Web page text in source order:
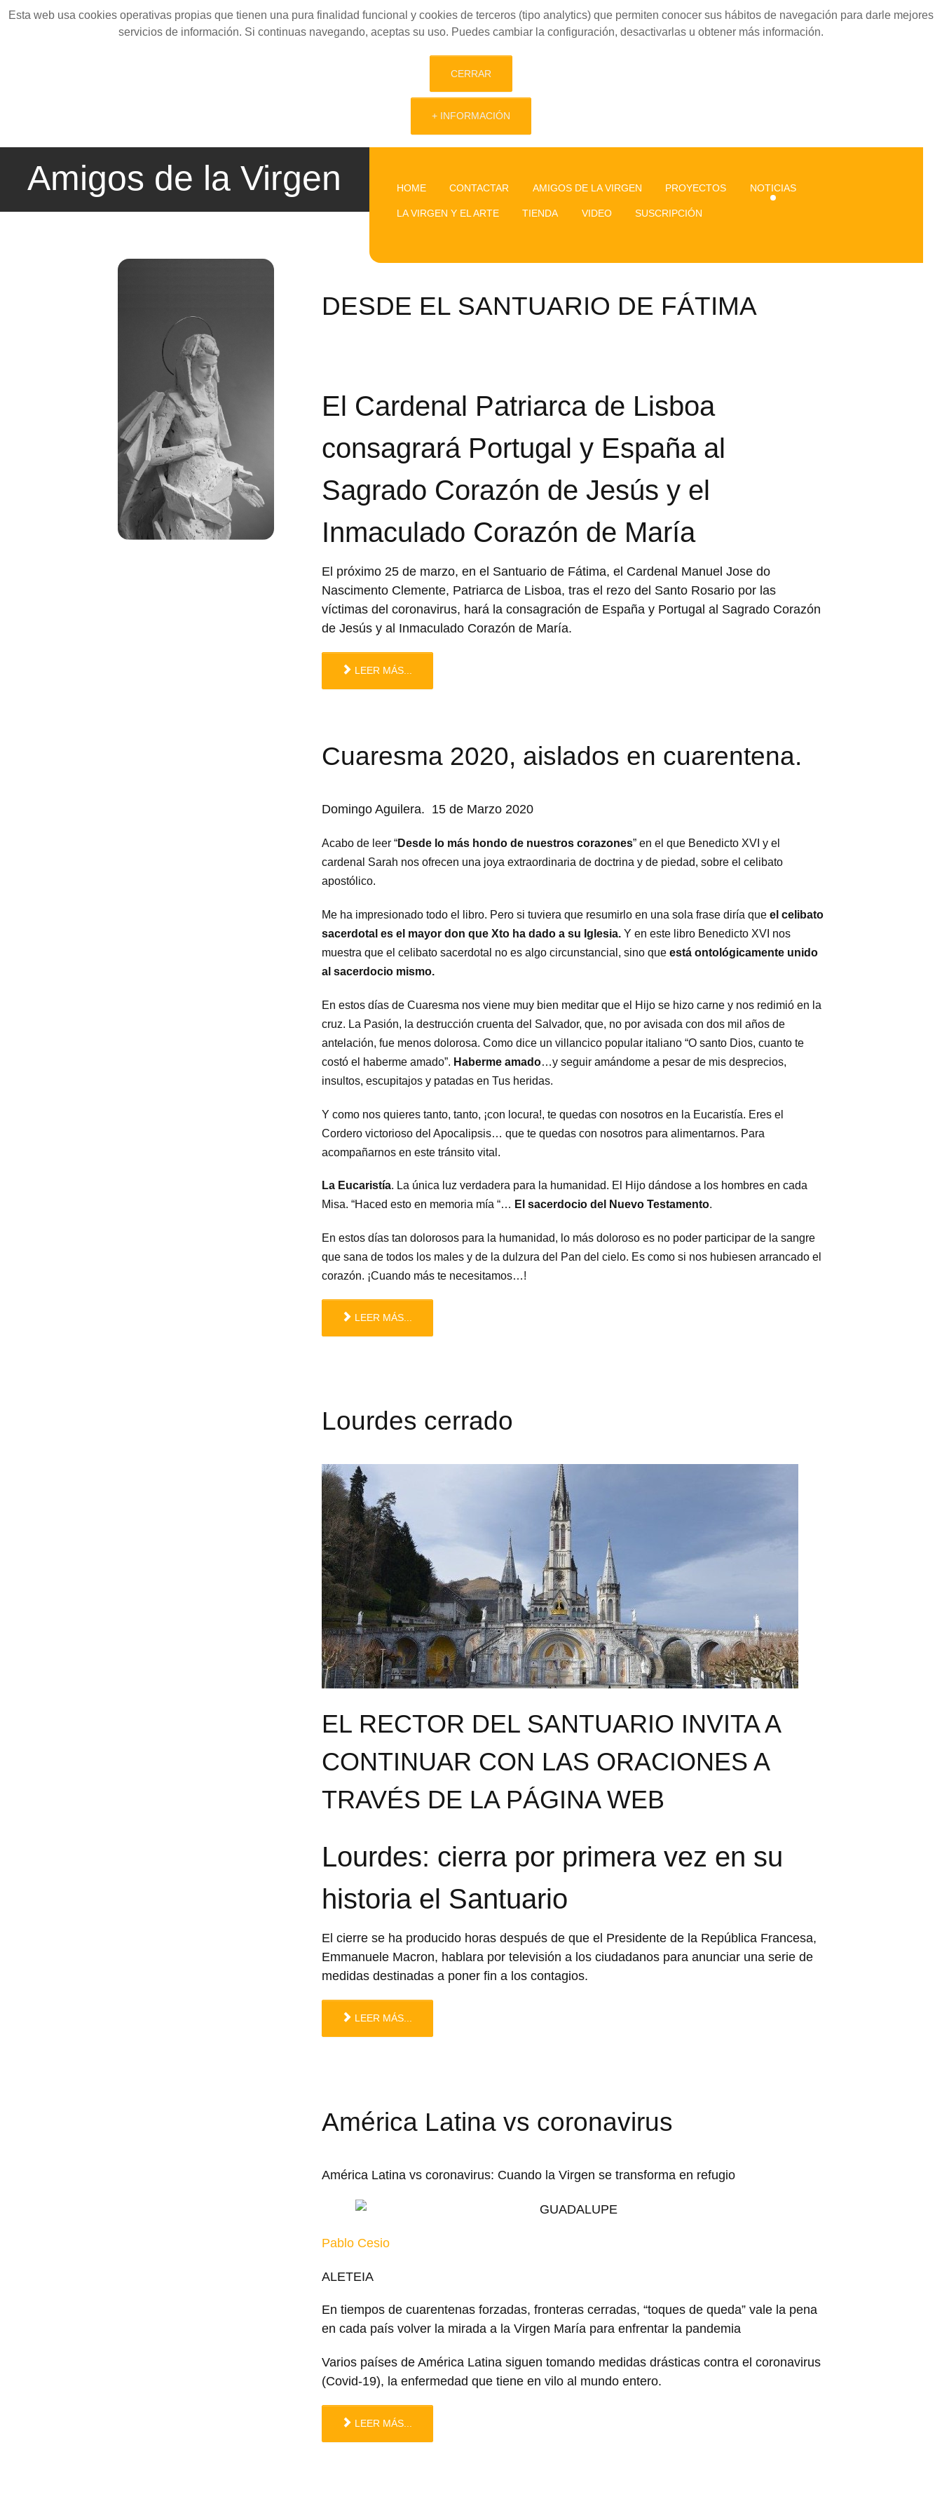
Esta web usa cookies operativas propias que tienen una pura finalidad funcional y cookies de terceros (tipo analytics) que permiten conocer sus hábitos de navegación para darle mejores
servicios de información. Si continuas navegando, aceptas su uso. Puedes cambiar la configuración, desactivarlas u obtener más información.
CERRAR
+ INFORMACIÓN
Amigos de la Virgen HOME CONTACTAR AMIGOS DE LA VIRGEN PROYECTOS NOTICIAS
LA VIRGEN Y EL ARTE TIENDA VIDEO SUSCRIPCIÓN
DESDE EL SANTUARIO DE FÁTIMA
El Cardenal Patriarca de Lisboa
consagrará Portugal y España al
Sagrado Corazón de Jesús y el
Inmaculado Corazón de María
El próximo 25 de marzo, en el Santuario de Fátima, el Cardenal Manuel Jose do
Nascimento Clemente, Patriarca de Lisboa, tras el rezo del Santo Rosario por las
víctimas del coronavirus, hará la consagración de España y Portugal al Sagrado Corazón
de Jesús y al Inmaculado Corazón de María.
LEER MÁS...
Cuaresma 2020, aislados en cuarentena.
Domingo Aguilera. 15 de Marzo 2020
Acabo de leer “Desde lo más hondo de nuestros corazones” en el que Benedicto XVI y el
cardenal Sarah nos ofrecen una joya extraordinaria de doctrina y de piedad, sobre el celibato
apostólico.
Me ha impresionado todo el libro. Pero si tuviera que resumirlo en una sola frase diría que el celibato
sacerdotal es el mayor don que Xto ha dado a su Iglesia. Y en este libro Benedicto XVI nos
muestra que el celibato sacerdotal no es algo circunstancial, sino que está ontológicamente unido
al sacerdocio mismo.
En estos días de Cuaresma nos viene muy bien meditar que el Hijo se hizo carne y nos redimió en la
cruz. La Pasión, la destrucción cruenta del Salvador, que, no por avisada con dos mil años de
antelación, fue menos dolorosa. Como dice un villancico popular italiano “O santo Dios, cuanto te
costó el haberme amado”. Haberme amado…y seguir amándome a pesar de mis desprecios,
insultos, escupitajos y patadas en Tus heridas.
Y como nos quieres tanto, tanto, ¡con locura!, te quedas con nosotros en la Eucaristía. Eres el
Cordero victorioso del Apocalipsis… que te quedas con nosotros para alimentarnos. Para
acompañarnos en este tránsito vital.
La Eucaristía. La única luz verdadera para la humanidad. El Hijo dándose a los hombres en cada
Misa. “Haced esto en memoria mía “… El sacerdocio del Nuevo Testamento.
En estos días tan dolorosos para la humanidad, lo más doloroso es no poder participar de la sangre
que sana de todos los males y de la dulzura del Pan del cielo. Es como si nos hubiesen arrancado el
corazón. ¡Cuando más te necesitamos…!
LEER MÁS...
Lourdes cerrado
EL RECTOR DEL SANTUARIO INVITA A
CONTINUAR CON LAS ORACIONES A
TRAVÉS DE LA PÁGINA WEB
Lourdes: cierra por primera vez en su
historia el Santuario
El cierre se ha producido horas después de que el Presidente de la República Francesa,
Emmanuele Macron, hablara por televisión a los ciudadanos para anunciar una serie de
medidas destinadas a poner fin a los contagios.
LEER MÁS...
América Latina vs coronavirus
América Latina vs coronavirus: Cuando la Virgen se transforma en refugio
Pablo Cesio
ALETEIA
En tiempos de cuarentenas forzadas, fronteras cerradas, “toques de queda” vale la pena
en cada país volver la mirada a la Virgen María para enfrentar la pandemia
Varios países de América Latina siguen tomando medidas drásticas contra el coronavirus
(Covid-19), la enfermedad que tiene en vilo al mundo entero.
LEER MÁS...